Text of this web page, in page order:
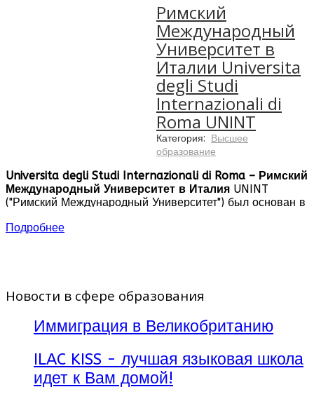
Римский
Международный
Университет в
Италии Universita
degli Studi
Internazionali di
Roma UNINT
Категория: Высшее
образование
Universita degli Studi Internazionali di Roma – Римский
Международный Университет в Италия UNINT
("Римский Международный Университет") был основан в
которые отвечали бы возрастающим требованиям к
университетами-партнерами.
Подробнее
Новости в сфере образования
Иммиграция в Великобританию
ILAC KISS - лучшая языковая школа
идет к Вам домой!